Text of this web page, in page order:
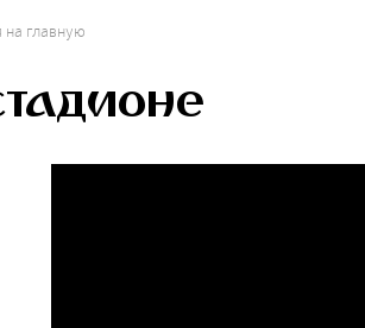
на главную